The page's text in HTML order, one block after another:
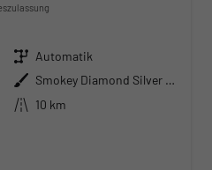
Getriebe Automatik
Außenfarbe
Smokey Diamond Silver Metallic
Kilometerstand
10 km